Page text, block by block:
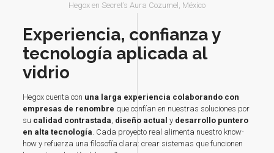
Hegox en Secret’s Aura Cozumel, México
Experiencia, confianza y
tecnología aplicada al
vidrio
Hegox cuenta con una larga experiencia colaborando con
empresas de renombre que confían en nuestras soluciones por
su calidad contrastada, diseño actual y desarrollo puntero
en alta tecnología. Cada proyecto real alimenta nuestro know-
how y refuerza una filosofía clara: crear sistemas que funcionen